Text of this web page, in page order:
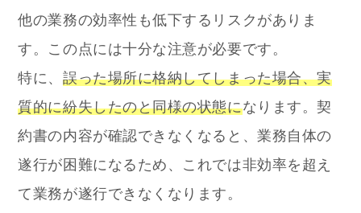
他の業務の効率性も低下するリスクがありま
す。この点には十分な注意が必要です。
特に、誤った場所に格納してしまった場合、実
質的に紛失したのと同様の状態になります。契
約書の内容が確認できなくなると、業務自体の
遂行が困難になるため、これでは非効率を超え
て業務が遂行できなくなります。